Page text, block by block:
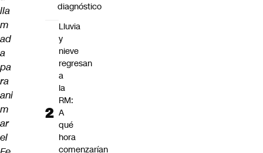
lla
m
ad
a
pa
ra
ani
m
ar
el
diagnóstico
Lluvia
y
nieve
regresan
a
la
RM:
A
qué
hora
comenzarían